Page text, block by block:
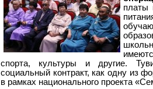
платы
спорта, культуры и другие.
социальный контракт, как одну из
в рамках национального проекта